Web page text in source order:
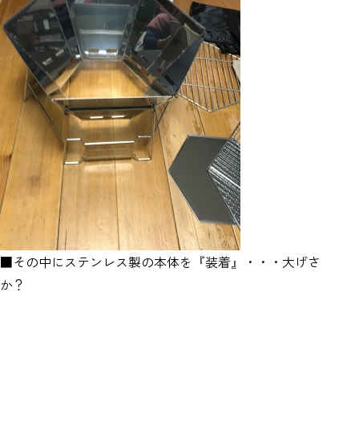
■その中にステンレス製の本体を『装着』・・・大げさ
か？